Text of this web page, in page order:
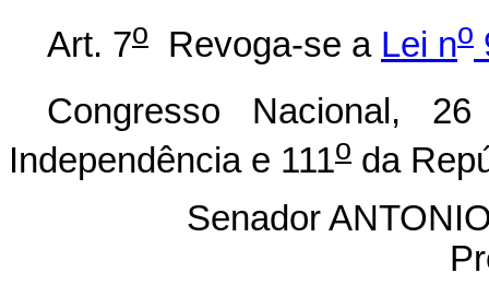
Art. 7o Revoga-se a Lei no
Congresso Nacional,
Independência e 111o da
Senador